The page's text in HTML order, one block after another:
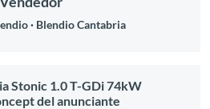
Blendio Cantabria
Stonic 1.0 T-GDi 74kW
del anunciante